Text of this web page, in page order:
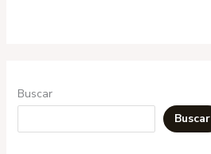
Buscar
Buscar